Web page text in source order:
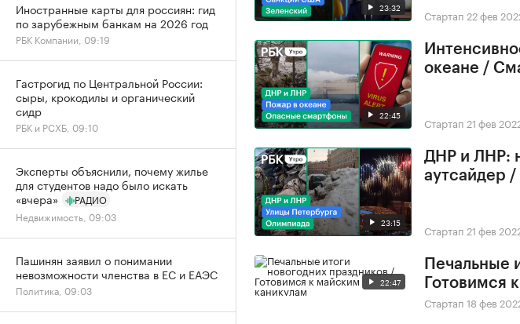
23:32 Стартап 22 фев
22:45
океане /
Стартап 21 фев
23:15
ДНР и ЛНР:
аутсайдер
Стартап 21 фев
22:47
Печальные
Готовимся
Стартап 18 фев
Иностранные карты для россиян: гид
по зарубежным банкам на 2026 год
РБК Компании, 09:19
Гастрогид по Центральной России:
сыры, крокодилы и органический
сидр
РБК и РСХБ, 09:10
Эксперты объяснили, почему жилье
для студентов надо было искать
«вчера»
РАДИО
Недвижимость, 09:03
Пашинян заявил о понимании
невозможности членства в ЕС и ЕАЭС
Политика, 09:03